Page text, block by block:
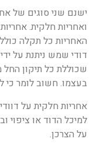
ישנם שני סוגים של
ואחריות חלקית.
האחריות כל תקלה
דודי שמש ניתנת על
שכוללת כל תיקון
בעצמו. חשוב לומר כי
אחריות חלקית על
למיכל הדוד או ציפוי
על הצרכן.